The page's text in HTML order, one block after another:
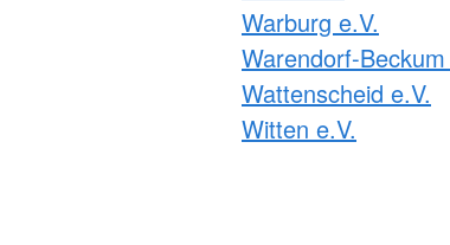
Warburg e.V.
Warendorf-Beckum
Wattenscheid e.V.
Witten e.V.